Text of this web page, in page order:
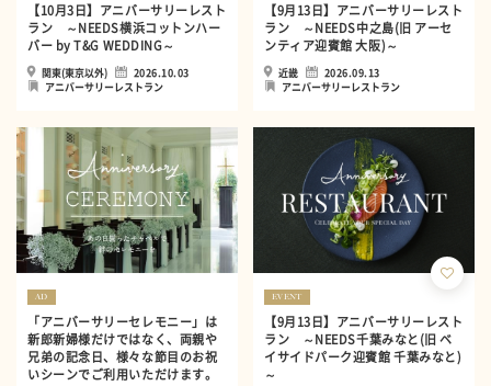
【10月3日】アニバーサリーレスト
ラン ～NEEDS横浜コットンハー
バー by T&G WEDDING～
関東(東京以外)
2026.10.03
アニバーサリーレストラン
【9月13日】アニバーサリーレスト
ラン ～NEEDS中之島(旧 アーセ
ンティア迎賓館 大阪)～
近畿
2026.09.13
アニバーサリーレストラン
AD
「アニバーサリーセレモニー」は
新郎新婦様だけではなく、両親や
兄弟の記念日、様々な節目のお祝
いシーンでご利用いただけます。
EVENT
【9月13日】アニバーサリーレスト
ラン ～NEEDS千葉みなと(旧 ベ
イサイドパーク迎賓館 千葉みなと)
～